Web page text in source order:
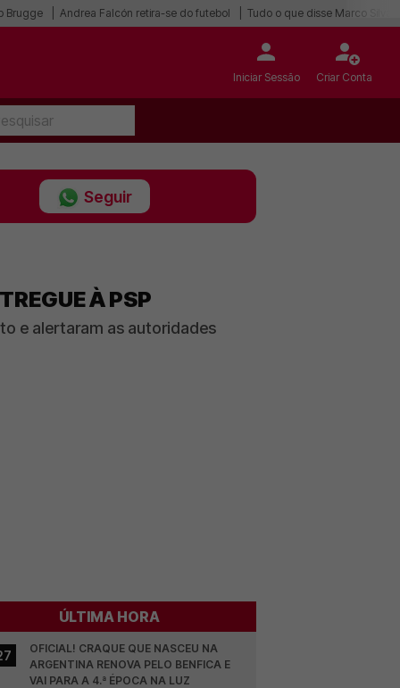
Brugge Andrea Falcón retira-se do futebol Tudo o que disse Marco Silva
Iniciar Sessão Criar Conta
Seguir
À PSP
e alertaram as autoridades
ÚLTIMA HORA
OFICIAL! CRAQUE QUE NASCEU NA
ARGENTINA RENOVA PELO BENFICA E
VAI PARA A 4.ª ÉPOCA NA LUZ